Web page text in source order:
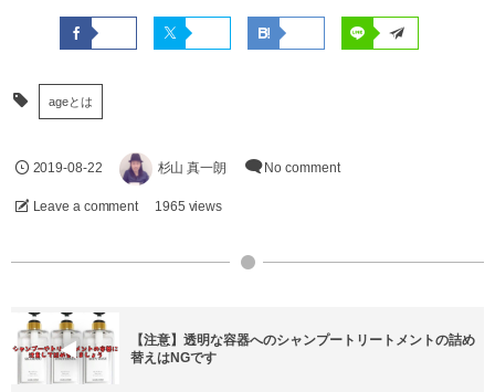
ageとは
2019-08-22 杉山 真一朗 No comment
Leave a comment 1965 views
【注意】透明な容器へのシャンプートリートメントの詰め
替えはNGです